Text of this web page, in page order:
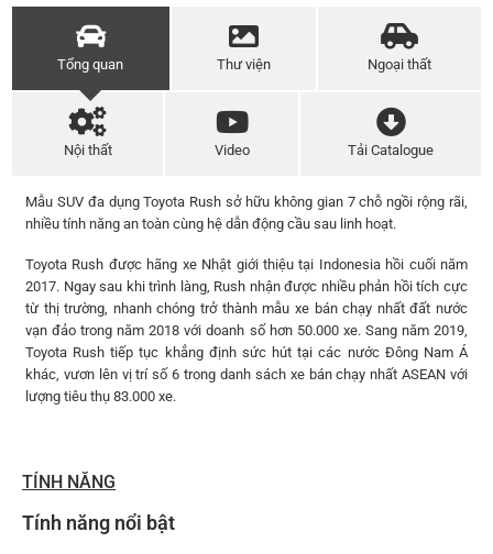
Tổng quan Thư viện Ngoại thất
Nội thất Video Tải Catalogue
Mẫu SUV đa dụng Toyota Rush sở hữu không gian 7 chỗ ngồi rộng rãi,
nhiều tính năng an toàn cùng hệ dẫn động cầu sau linh hoạt.
Toyota Rush được hãng xe Nhật giới thiệu tại Indonesia hồi cuối năm
2017. Ngay sau khi trình làng, Rush nhận được nhiều phản hồi tích cực
từ thị trường, nhanh chóng trở thành mẫu xe bán chạy nhất đất nước
vạn đảo trong năm 2018 với doanh số hơn 50.000 xe. Sang năm 2019,
Toyota Rush tiếp tục khẳng định sức hút tại các nước Đông Nam Á
khác, vươn lên vị trí số 6 trong danh sách xe bán chạy nhất ASEAN với
lượng tiêu thụ 83.000 xe.
TÍNH NĂNG
Tính năng nổi bật